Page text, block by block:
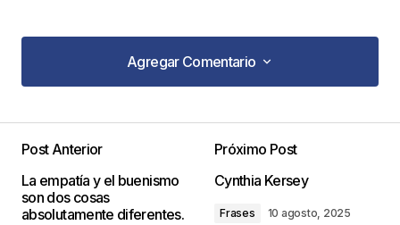
Agregar Comentario
Agregar Comentario
publicada. Los campos obligatorios están
marcados con
Post Anterior
La empatía y el buenismo
son dos cosas
absolutamente diferentes.
Próximo Post
Cynthia Kersey
Frases 10 agosto, 2025